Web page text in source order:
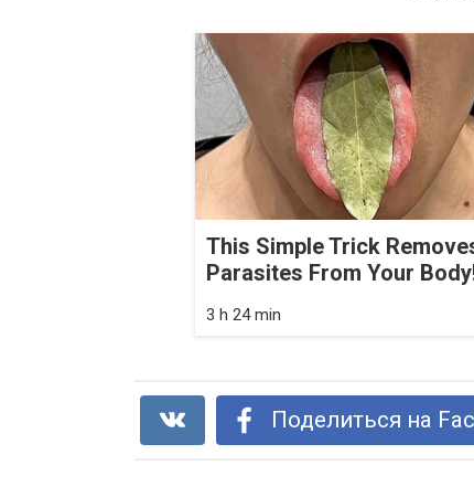
This Simple Trick
Parasites From Your
3 h 24 min
Поделиться на